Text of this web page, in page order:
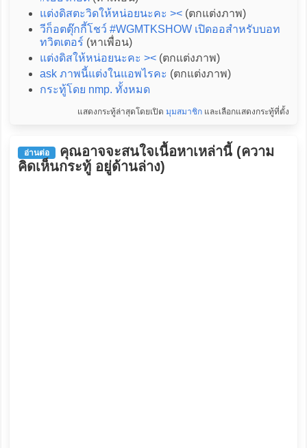
แต่งดิสตะวิดให้หน่อยนะคะ ><(ตกแต่งภาพ)
วีก็อตตุ๊กกี้โชว์ #WGMTKSHOW เปิดออสำหรับบอท
ทวิตเตอร์ (หาเพื่อน)
แต่งดิสให้หน่อยนะคะ ><(ตกแต่งภาพ)
ask ภาพนี้แต่งในแอพไรคะ (ตกแต่งภาพ)
กระทู้โดย nmp. ทั้งหมด
แสดงกระทู้ล่าสุดโดยเปิดมุมสมาชิก และเลือกแสดงกระทู้ที่ตั้ง
อ่านต่อ
คุณอาจจะสนใจเนื้อหาเหล่านี้ (ความ
คิดเห็นกระทู้ อยู่ด้านล่าง)